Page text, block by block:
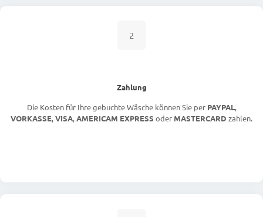
2
Zahlung
Die Kosten für Ihre gebuchte Wäsche können Sie per PAYPAL,
VORKASSE,VISA,AMERICAM EXPRESS oder MASTERCARD zahlen.